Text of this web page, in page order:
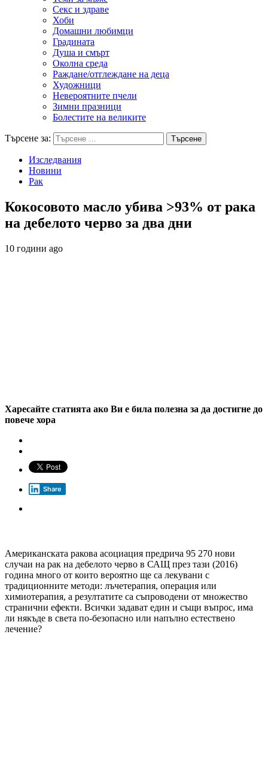
Секс и здраве
Хоби
Домашни любимци
Градината
Душа и смърт
Околна среда
Раждане/отглеждане на деца
Художници
Невероятните пчели
Зимни празници
Болестите на великите
Търсене за:
Изследвания
Новини
Рак
Кокосовото масло убива >93% от рака
на дебелото черво за два дни
10 години ago
Харесайте статията ако Ви е била полезна за да достигне до
повече хора
Share
Американската ракова асоциация предрича 95 270 нови
случаи на рак на дебелото черво в САЩ през тази (2016)
година много от които вероятно ще са лекувани с
традиционните методи: лъчетерапия, операция или
химиотерапия, а резултатите са съпроводени от множество
странични ефекти. Всички задават един и същи въпрос, има
ли някъде в света по-безопасно или напълно естествено
лечение?